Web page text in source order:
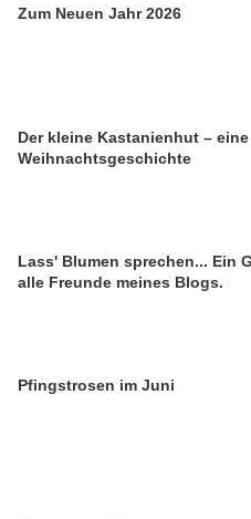
Zum Neuen Jahr 2026
Der kleine Kastanienhut – eine
Weihnachtsgeschichte
Lass' Blumen sprechen... Ein
alle Freunde meines Blogs.
Pfingstrosen im Juni